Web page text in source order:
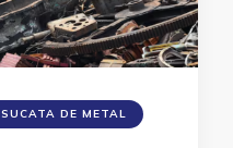
SUCATA DE METAL